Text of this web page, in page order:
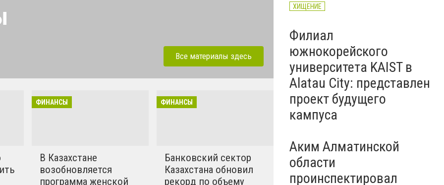
обзоры различных
Все материалы здесь
ФИНАНСЫ
В Казахстане
возобновляется
программа женской
ФИНАНСЫ
Банковский сектор
Казахстана обновил
рекорд по объему
ХИЩЕНИЕ
Филиал
южнокорейского
университета KAIST в
Alatau City: представлен
проект будущего
кампуса
Аким Алматинской
области
проинспектировал